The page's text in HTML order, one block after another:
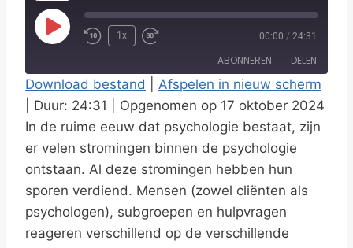
P
a
y
E
p
i
s
o
d
1x 00:00 / 24:31
ABONNEREN DELEN
RSS FEED
DELEN
LINK
EMBED
Download bestand
Afspelen in nieuw scherm
Duur: 24:31
Opgenomen op 17 oktober 2024
In de ruime eeuw dat psychologie bestaat, zijn
er velen stromingen binnen de psychologie
ontstaan. Al deze stromingen hebben hun
sporen verdiend. Mensen (zowel cliënten als
psychologen), subgroepen en hulpvragen
reageren verschillend op de verschillende